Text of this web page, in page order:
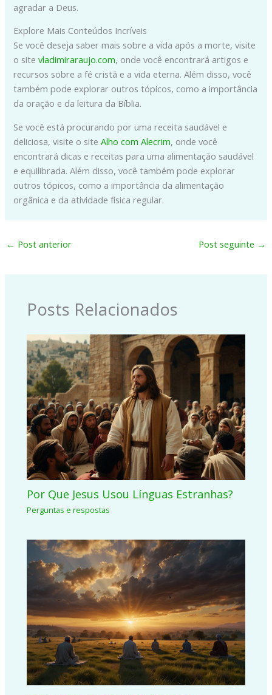
agradar a Deus.
Explore Mais Conteúdos Incríveis
Se você deseja saber mais sobre a vida após a morte, visite
o sitevladimiraraujo.com, onde você encontrará artigos e
recursos sobre a fé cristã e a vida eterna. Além disso, você
também pode explorar outros tópicos, como a importância
da oração e da leitura da Bíblia.
Se você está procurando por uma receita saudável e
deliciosa, visite o siteAlho com Alecrim, onde você
encontrará dicas e receitas para uma alimentação saudável
e equilibrada. Além disso, você também pode explorar
outros tópicos, como a importância da alimentação
orgânica e da atividade física regular.
← Post anterior Post seguinte →
Posts Relacionados
Por Que Jesus Usou Línguas Estranhas?
Perguntas e respostas